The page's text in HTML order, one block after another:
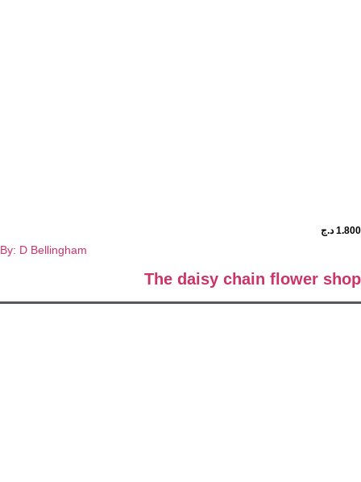
د.ج
By: D Bellingham
The daisy chain flower